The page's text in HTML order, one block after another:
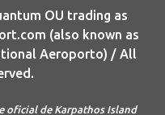
OU trading as
(also known as
Aeroporto) / All
oficial de Karpathos Island